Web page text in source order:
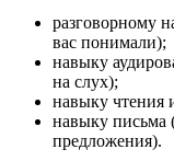
разговорному
вас понимали);
навыку
на слух);
навыку чтения
навыку письма
предложения).